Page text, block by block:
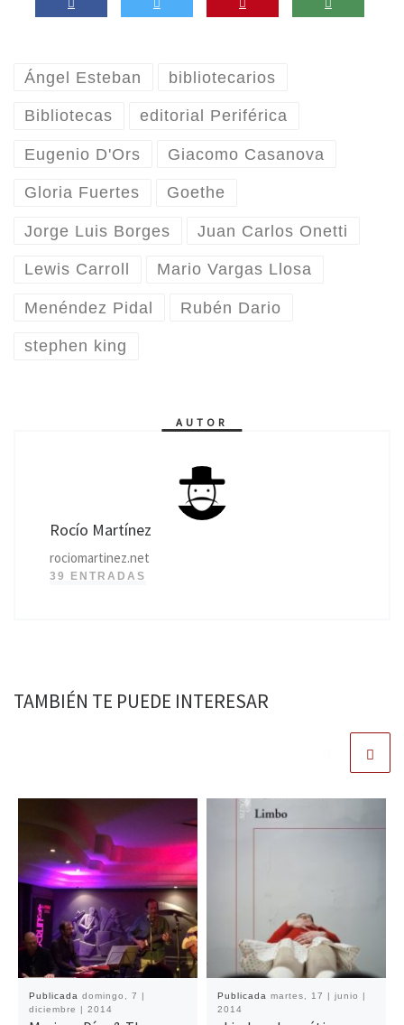
Ángel Esteban bibliotecarios
Bibliotecas editorial Periférica
Eugenio D'Ors Giacomo Casanova
Gloria Fuertes Goethe
Jorge Luis Borges Juan Carlos Onetti
Lewis Carroll Mario Vargas Llosa
Menéndez Pidal Rubén Dario
stephen king
AUTOR
Rocío Martínez
rociomartinez.net
39 ENTRADAS
TAMBIÉN TE PUEDE INTERESAR
Publicada domingo, 7 |
diciembre | 2014
Publicada martes, 17 | junio |
2014